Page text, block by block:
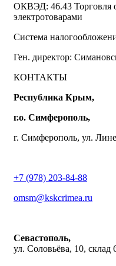
ОКВЭД: 46.43 Торговля
электротоварами
Система
Ген. директор:
КОНТАКТЫ
Республика Крым,
г.о. Симферополь,
г. Симферополь, ул.
+7 (978) 203-84-88
omsm@kskcrimea.ru
Севастополь,
ул. Соловьёва, 10, склад